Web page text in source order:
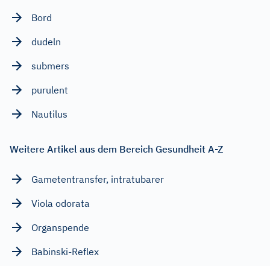
Bord
dudeln
submers
purulent
Nautilus
Weitere Artikel aus dem Bereich Gesundheit A-Z
Gametentransfer, intratubarer
Viola odorata
Organspende
Babinski-Reflex